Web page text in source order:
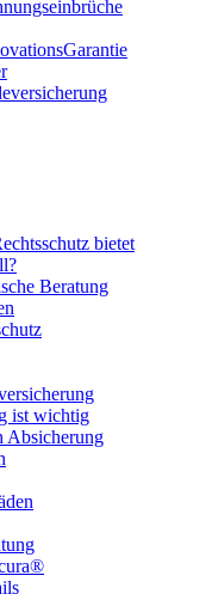
bietet
Beratung
ist wichtig
Absicherung